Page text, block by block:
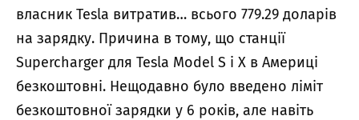
власник Tesla витратив… всього 779.29 доларів
на зарядку. Причина в тому, що станції
Supercharger для Tesla Model S і X в Америці
безкоштовні. Нещодавно було введено ліміт
безкоштовної зарядки у 6 років, але навіть